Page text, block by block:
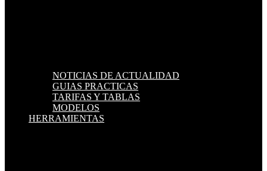
NOTICIAS DE ACTUALIDAD
GUIAS PRACTICAS
TARIFAS Y TABLAS
MODELOS
HERRAMIENTAS